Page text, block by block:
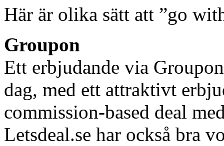
Här är olika sätt att ”go
Groupon
Ett erbjudande via
dag, med ett attraktivt
commission-based deal
Letsdeal.se har också bra